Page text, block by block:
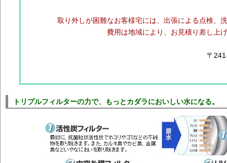
取り外しが困難なお客様宅には、出張による点検、
費用は地域により、お見積り差し上
〒
トリプルフィルターの力で、もっとカダラにおいしい水になる。